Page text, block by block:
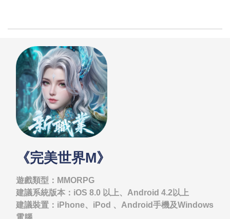
《完美世界M》
遊戲類型：MMORPG
建議系統版本：iOS 8.0 以上、Android 4.2以上
建議裝置：iPhone、iPod 、Android手機及Windows